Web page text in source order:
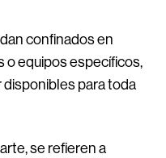
confinados en
o equipos específicos,
para toda
se refieren a